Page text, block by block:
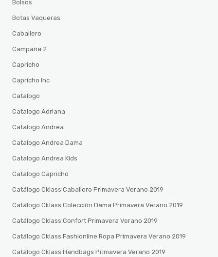
Bolsos
Botas Vaqueras
Caballero
Campaña 2
Capricho
Capricho Inc
Catalogo
Catalogo Adriana
Catalogo Andrea
Catalogo Andrea Dama
Catalogo Andrea Kids
Catalogo Capricho
Catálogo Cklass Caballero Primavera Verano 2019
Catálogo Cklass Colección Dama Primavera Verano 2019
Catálogo Cklass Confort Primavera Verano 2019
Catálogo Cklass Fashionline Ropa Primavera Verano 2019
Catálogo Cklass Handbags Primavera Verano 2019